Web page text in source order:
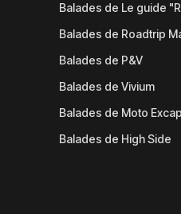
Balades de Le guide
Balades de Roadtrip
Balades de P&V
Balades de Vivium
Balades de Moto
Balades de High Side